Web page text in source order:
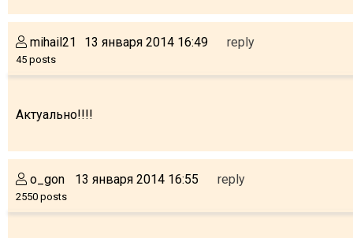
mihail21
45 posts
13 января 2014 16:49 reply
Актуально!!!!
o_gon
2550 posts
13 января 2014 16:55 reply